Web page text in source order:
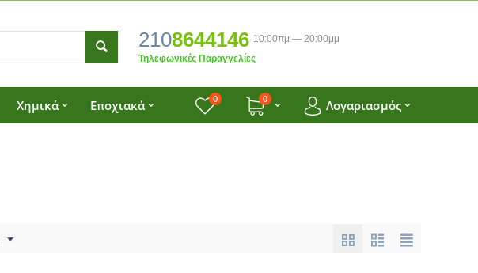
2108644146 10:00πμ — 20:00μμ
Τηλεφωνικές Παραγγελίες
Χημικά Εποχιακά Λογαριασμός
0
0